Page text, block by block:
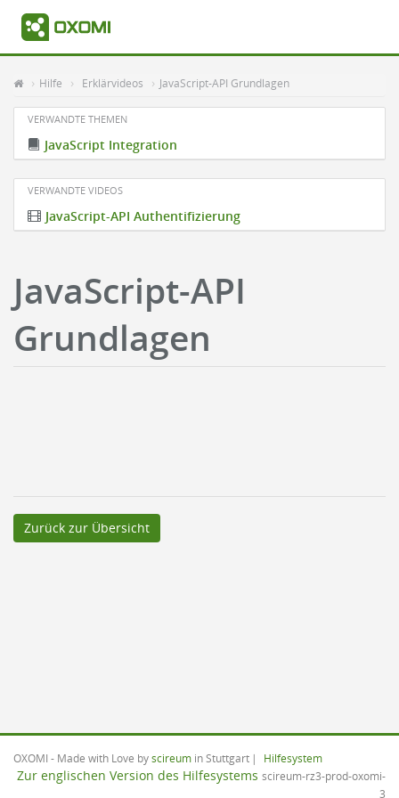
Hilfe Erklärvideos JavaScript-API Grundlagen
VERWANDTE THEMEN
JavaScript Integration
VERWANDTE VIDEOS
JavaScript-API Authentifizierung
JavaScript-API
Grundlagen
Zurück zur Übersicht
OXOMI - Made with Love byscireum in Stuttgart Hilfesystem
Zur englischen Version des Hilfesystems scireum-rz3-prod-oxomi-
3